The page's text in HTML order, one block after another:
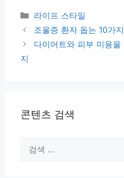
카
테
고
리
라이프 스타일
조울증 환자 돕는 10가
다이어트와 피부 미용
지
콘텐츠 검색